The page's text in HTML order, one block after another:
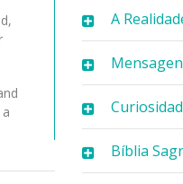
A
Bíblia